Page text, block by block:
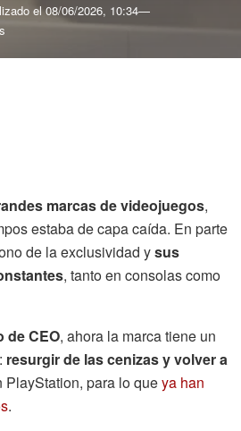
el08/06/2026, 10:34
marcas de videojuegos,
estaba de capa caída. En parte
de la exclusividad ysus
, tanto en consolas como
de CEO, ahora la marca tiene un
resurgir de las cenizas y volver a
PlayStation, para lo queya han
.